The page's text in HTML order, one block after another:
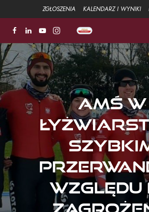
ZGŁOSZENIA KALENDARZ I WYNIKI
ZŁOTA ŁYŻWA
FUNDACJA
Aktualności
Strefa sportowa +
Strefa Związku +
Strefa szkoleniowa +
Galeria
AMŚ w
względu